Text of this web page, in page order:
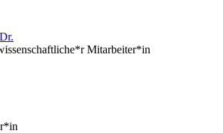
Mitarbeiter*in